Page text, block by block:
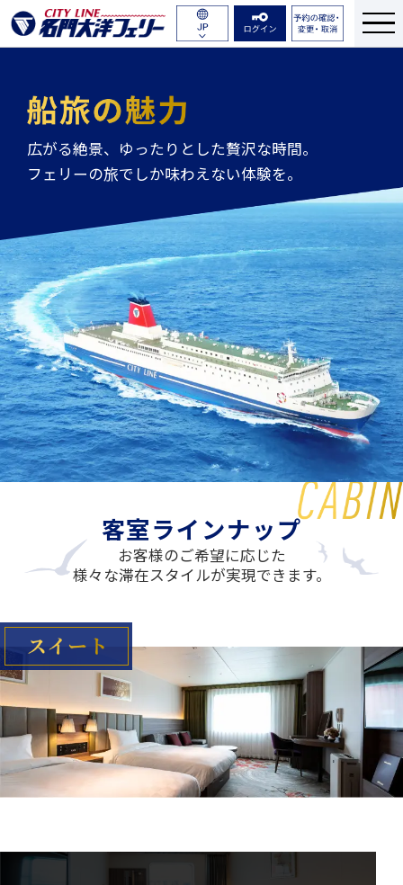
繁体中文
한국어
航路・ダイヤ
船舶紹介
のりば・乗船のながれ
予約について
よくある質問
お問い合わせ
シティラインカード
広がる絶景、ゆったりとした贅沢な時間。
フェリーの旅でしか味わえない体験を。
客室ラインナップ
お客様のご希望に応じた
様々な滞在スタイルが実現できます。